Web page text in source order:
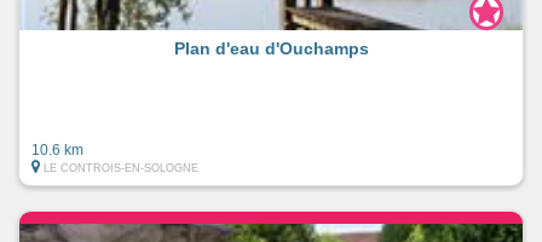
Plan d'eau d'Ouchamps
10.6 km
LE CONTROIS-EN-SOLOGNE